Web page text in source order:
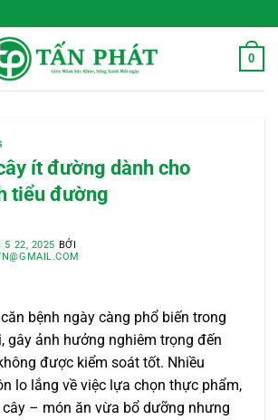
0
ít đường dành cho
tiểu đường
5 22, 2025 BỞI
bệnh ngày càng phổ biến trong
gây ảnh hưởng nghiêm trọng đến
được kiểm soát tốt. Nhiều
lo lắng về việc lựa chọn thực phẩm,
– món ăn vừa bổ dưỡng nhưng